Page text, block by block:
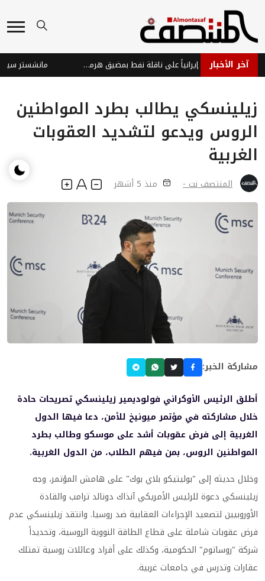
آخر الأخبار الإمارات تدين هجوماً إيرانياً على ناقلة نفط بمضيق هرمز وتؤكد تهديده لأمن الطاقة العالمي
زيلينسكي يطالب بطرد المواطنين
الروس ويدعو لتشديد العقوبات
الغربية
المنتصف نت - منذ 5 أشهر
مشاركة الخبر:
أطلق الرئيس الأوكراني فولوديمير زيلينسكي تصريحات حادة
خلال مشاركته في مؤتمر ميونيخ للأمن، دعا فيها الدول
الغربية إلى فرض عقوبات أشد على موسكو وطالب بطرد
المواطنين الروس، بمن فيهم الطلاب، من الدول الغربية.
وخلال حديثه إلى "بوليتيكو بلاي بوك" على هامش المؤتمر، وجه
زيلينسكي دعوة للرئيس الأمريكي آنذاك دونالد ترامب والقادة
الأوروبيين لتصعيد الإجراءات العقابية ضد روسيا. وانتقد زيلينسكي عدم
فرض عقوبات شاملة على قطاع الطاقة النووية الروسية، وتحديداً
شركة "روساتوم" الحكومية، وكذلك على أفراد وعائلات روسية تمتلك
عقارات وتدرس في جامعات غربية.